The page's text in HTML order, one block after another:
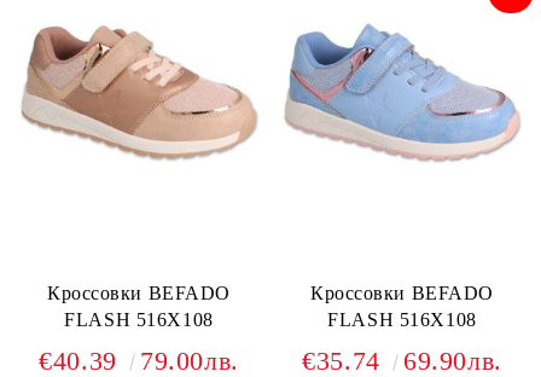
Кроссовки BEFADO
FLASH 516X108
€40.39 79.00лв.
Кроссовки BEFADO
FLASH 516X108
€35.74 69.90лв.